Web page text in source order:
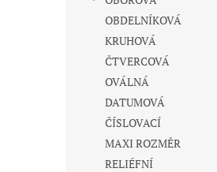
OBDELNÍKOVÁ
KRUHOVÁ
ČTVERCOVÁ
OVÁLNÁ
DATUMOVÁ
ČÍSLOVACÍ
MAXI ROZMĚR
RELIÉFNÍ